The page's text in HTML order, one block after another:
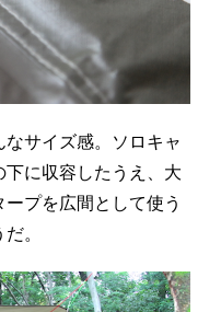
サイズ感。ソロキャ
に収容したうえ、大
プを広間として使う
。